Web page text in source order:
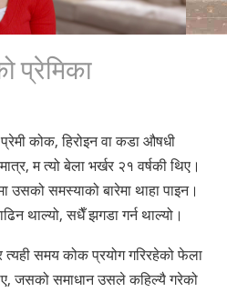
प्रेमिका
कोक, हिरोइन वा कडा औषधी
म त्यो बेला भर्खर २१ वर्षकी थिए।
समस्याको बारेमा थाहा पाइन।
थाल्यो, सधैँ झगडा गर्न थाल्यो।
र त्यही समय कोक प्रयोग गरिरहेको फेला
जसको समाधान उसले कहिल्यै गरेको